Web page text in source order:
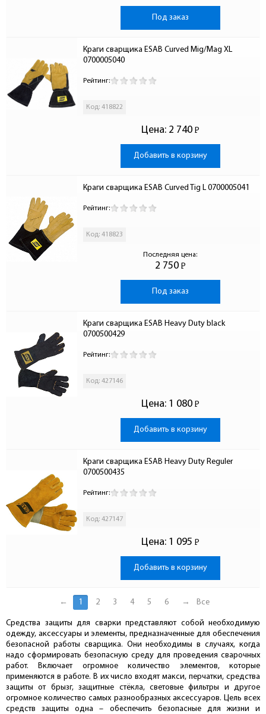
Под заказ
Краги сварщика ESAB Curved Mig/Mag XL
0700005040
Рейтинг:
Код: 418822
Цена: 2 740 Р
-
Добавить в корзину
Краги сварщика ESAB Curved Tig L 0700005041
Рейтинг:
Код: 418823
Последняя цена:
2 750 Р
-
Под заказ
Краги сварщика ESAB Heavy Duty black
0700500429
Рейтинг:
Код: 427146
Цена: 1 080 Р
-
Добавить в корзину
Краги сварщика ESAB Heavy Duty Reguler
0700500435
Рейтинг:
Код: 427147
Цена: 1 095 Р
-
Добавить в корзину
← 1 2 3 4 5 6 → Все
Средства защиты для сварки представляют собой необходимую
одежду, аксессуары и элементы, предназначенные для обеспечения
безопасной работы сварщика. Они необходимы в случаях, когда
надо сформировать безопасную среду для проведения сварочных
работ. Включает огромное количество элементов, которые
применяются в работе. В их число входят макси, перчатки, средства
защиты от брызг, защитные стёкла, световые фильтры и другое
огромное количество самых разнообразных аксессуаров. Цель всех
средств защиты одна – обеспечить безопасные для жизни и